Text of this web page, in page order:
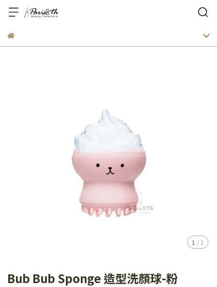
1 / 1
Bub Bub Sponge 造型洗顏球-粉